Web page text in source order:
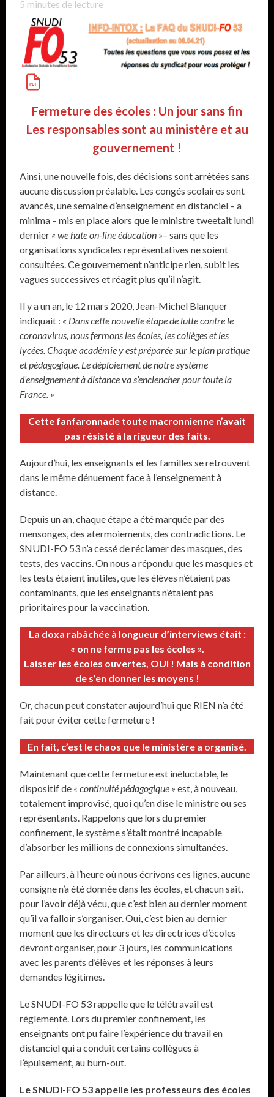
5 minutes de lecture
Fermeture des écoles : Un jour sans fin
Les responsables sont au ministère et au
gouvernement !
Ainsi, une nouvelle fois, des décisions sont arrêtées sans
aucune discussion préalable. Les congés scolaires sont
avancés, une semaine d’enseignement en distanciel – a
minima – mis en place alors que le ministre tweetait lundi
dernier « we hate on-line éducation »– sans que les
organisations syndicales représentatives ne soient
consultées. Ce gouvernement n’anticipe rien, subit les
vagues successives et réagit plus qu’il n’agit.
Il y a un an, le 12 mars 2020, Jean-Michel Blanquer
indiquait : « Dans cette nouvelle étape de lutte contre le
coronavirus, nous fermons les écoles, les collèges et les
lycées. Chaque académie y est préparée sur le plan pratique
et pédagogique. Le déploiement de notre système
d’enseignement à distance va s’enclencher pour toute la
France. »
Cette fanfaronnade toute macronnienne n’avait
pas résisté à la rigueur des faits.
Aujourd’hui, les enseignants et les familles se retrouvent
dans le même dénuement face à l’enseignement à
distance.
Depuis un an, chaque étape a été marquée par des
mensonges, des atermoiements, des contradictions. Le
SNUDI-FO 53 n’a cessé de réclamer des masques, des
tests, des vaccins. On nous a répondu que les masques et
les tests étaient inutiles, que les élèves n’étaient pas
contaminants, que les enseignants n’étaient pas
prioritaires pour la vaccination.
La doxa rabâchée à longueur d’interviews était :
« on ne ferme pas les écoles ».
Laisser les écoles ouvertes, OUI ! Mais à condition
de s’en donner les moyens !
Or, chacun peut constater aujourd’hui que RIEN n’a été
fait pour éviter cette fermeture !
En fait, c’est le chaos que le ministère a organisé.
Maintenant que cette fermeture est inéluctable, le
dispositif de « continuité pédagogique » est, à nouveau,
totalement improvisé, quoi qu’en dise le ministre ou ses
représentants. Rappelons que lors du premier
confinement, le système s’était montré incapable
d’absorber les millions de connexions simultanées.
Par ailleurs, à l’heure où nous écrivons ces lignes, aucune
consigne n’a été donnée dans les écoles, et chacun sait,
pour l’avoir déjà vécu, que c’est bien au dernier moment
qu’il va falloir s’organiser. Oui, c’est bien au dernier
moment que les directeurs et les directrices d’écoles
devront organiser, pour 3 jours, les communications
avec les parents d’élèves et les réponses à leurs
demandes légitimes.
Le SNUDI-FO 53 rappelle que le télétravail est
réglementé. Lors du premier confinement, les
enseignants ont pu faire l’expérience du travail en
distanciel qui a conduit certains collègues à
l’épuisement, au burn-out.
Le SNUDI-FO 53 appelle les professeurs des écoles